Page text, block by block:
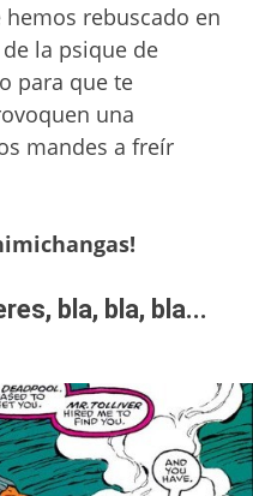
rebuscado en
la psique de
para que te
una
mandes a freír
bla, bla, bla...